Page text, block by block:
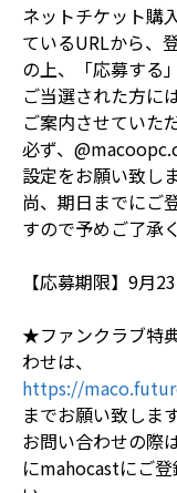
ネットチケット購
ているURLから、
の上、「応募する
ご当選された方に
ご案内させていた
必ず、
設定をお願い致しま
尚、期日までにご
すので予めご了承
【応募期限】9月
★ファンクラブ特
わせは、
https://
までお願い致します
お問い合わせの際
にmahocastにご